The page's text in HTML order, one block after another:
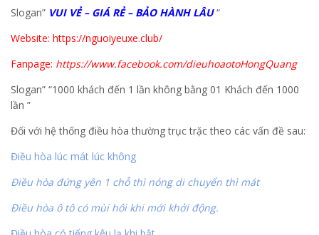
Slogan” VUI VẺ – GIÁ RẺ – BẢO HÀNH LÂU “
Website: https://nguoiyeuxe.club/
Fanpage: https://www.facebook.com/dieuhoaotoHongQuang
Slogan” “1000 khách đến 1 lần không bằng 01 Khách đến 1000
lần ”
Đối với hệ thống điều hòa thường trục trặc theo các vấn đề sau:
Điều hòa lúc mát lúc không
Điều hòa đứng yên 1 chỗ thì nóng di chuyển thì mát
Điều hòa ô tô có mùi hôi khi mới khởi động.